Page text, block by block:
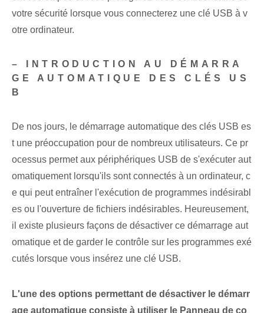
votre sécurité lorsque vous connecterez une clé USB à v
otre ordinateur.
– INTRODUCTION AU DÉMARRA
GE AUTOMATIQUE DES CLÉS US
B
De nos jours, le démarrage automatique des clés USB es
t une préoccupation pour de nombreux utilisateurs. Ce pr
ocessus permet aux périphériques USB de s'exécuter aut
omatiquement lorsqu'ils sont connectés à un ordinateur, c
e qui peut entraîner l'exécution de programmes indésirabl
es ou l'ouverture de fichiers indésirables. Heureusement,
il existe plusieurs façons de désactiver ce démarrage aut
omatique et de garder le contrôle sur les programmes exé
cutés lorsque vous insérez une clé USB.
L'une des options permettant de désactiver le démarr
age automatique consiste à utiliser le Panneau de co